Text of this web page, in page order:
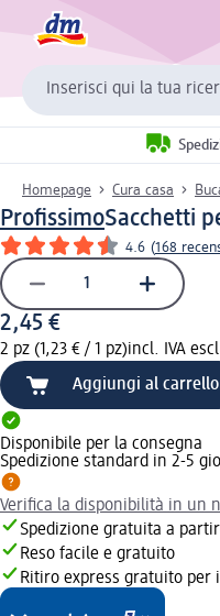
Inserisci qui la tua
Homepage Cura casa
ProfissimoSacchetti
4.6 (168
2,45 €
2 pz (1,23 € / 1 pz)incl. IVA
Aggiungi al carrello
Disponibile per la consegna
Spedizione standard in 2-5
Verifica la disponibilità in un
Spedizione gratuita a
Reso facile e gratuito
Ritiro express gratuito